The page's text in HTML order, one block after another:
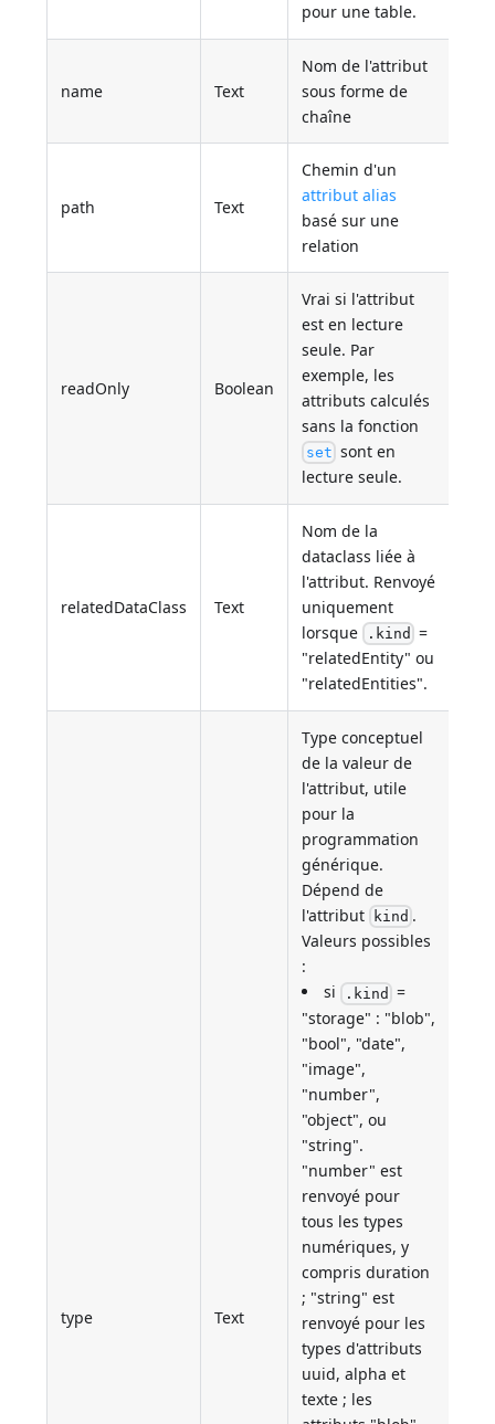
pour une table.
name Text
Nom de l'attribut
sous forme de
chaîne
path Text
Chemin d'un
attribut alias
basé sur une
relation
readOnly Boolean
Vrai si l'attribut
est en lecture
seule. Par
exemple, les
attributs calculés
sans la fonction
set sont en
lecture seule.
relatedDataClass Text
Nom de la
dataclass liée à
l'attribut. Renvoyé
uniquement
lorsque .kind =
"relatedEntity" ou
"relatedEntities".
type Text
Type conceptuel
de la valeur de
l'attribut, utile
pour la
programmation
générique.
Dépend de
l'attribut kind .
Valeurs possibles
:
si .kind =
"storage" : "blob",
"bool", "date",
"image",
"number",
"object", ou
"string".
"number" est
renvoyé pour
tous les types
numériques, y
compris duration
; "string" est
renvoyé pour les
types d'attributs
uuid, alpha et
texte ; les